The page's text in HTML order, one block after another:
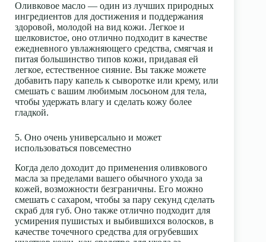
Оливковое масло — один из лучших природных
ингредиентов для достижения и поддержания
здоровой, молодой на вид кожи. Легкое и
шелковистое, оно отлично подходит в качестве
ежедневного увлажняющего средства, смягчая и
питая большинство типов кожи, придавая ей
легкое, естественное сияние. Вы также можете
добавить пару капель к сыворотке или крему, или
смешать с вашим любимым лосьоном для тела,
чтобы удержать влагу и сделать кожу более
гладкой.
5. Оно очень универсально и может
использоваться повсеместно
Когда дело доходит до применения оливкового
масла за пределами вашего обычного ухода за
кожей, возможности безграничны. Его можно
смешать с сахаром, чтобы за пару секунд сделать
скраб для губ. Оно также отлично подходит для
усмирения пушистых и выбившихся волосков, в
качестве точечного средства для огрубевших